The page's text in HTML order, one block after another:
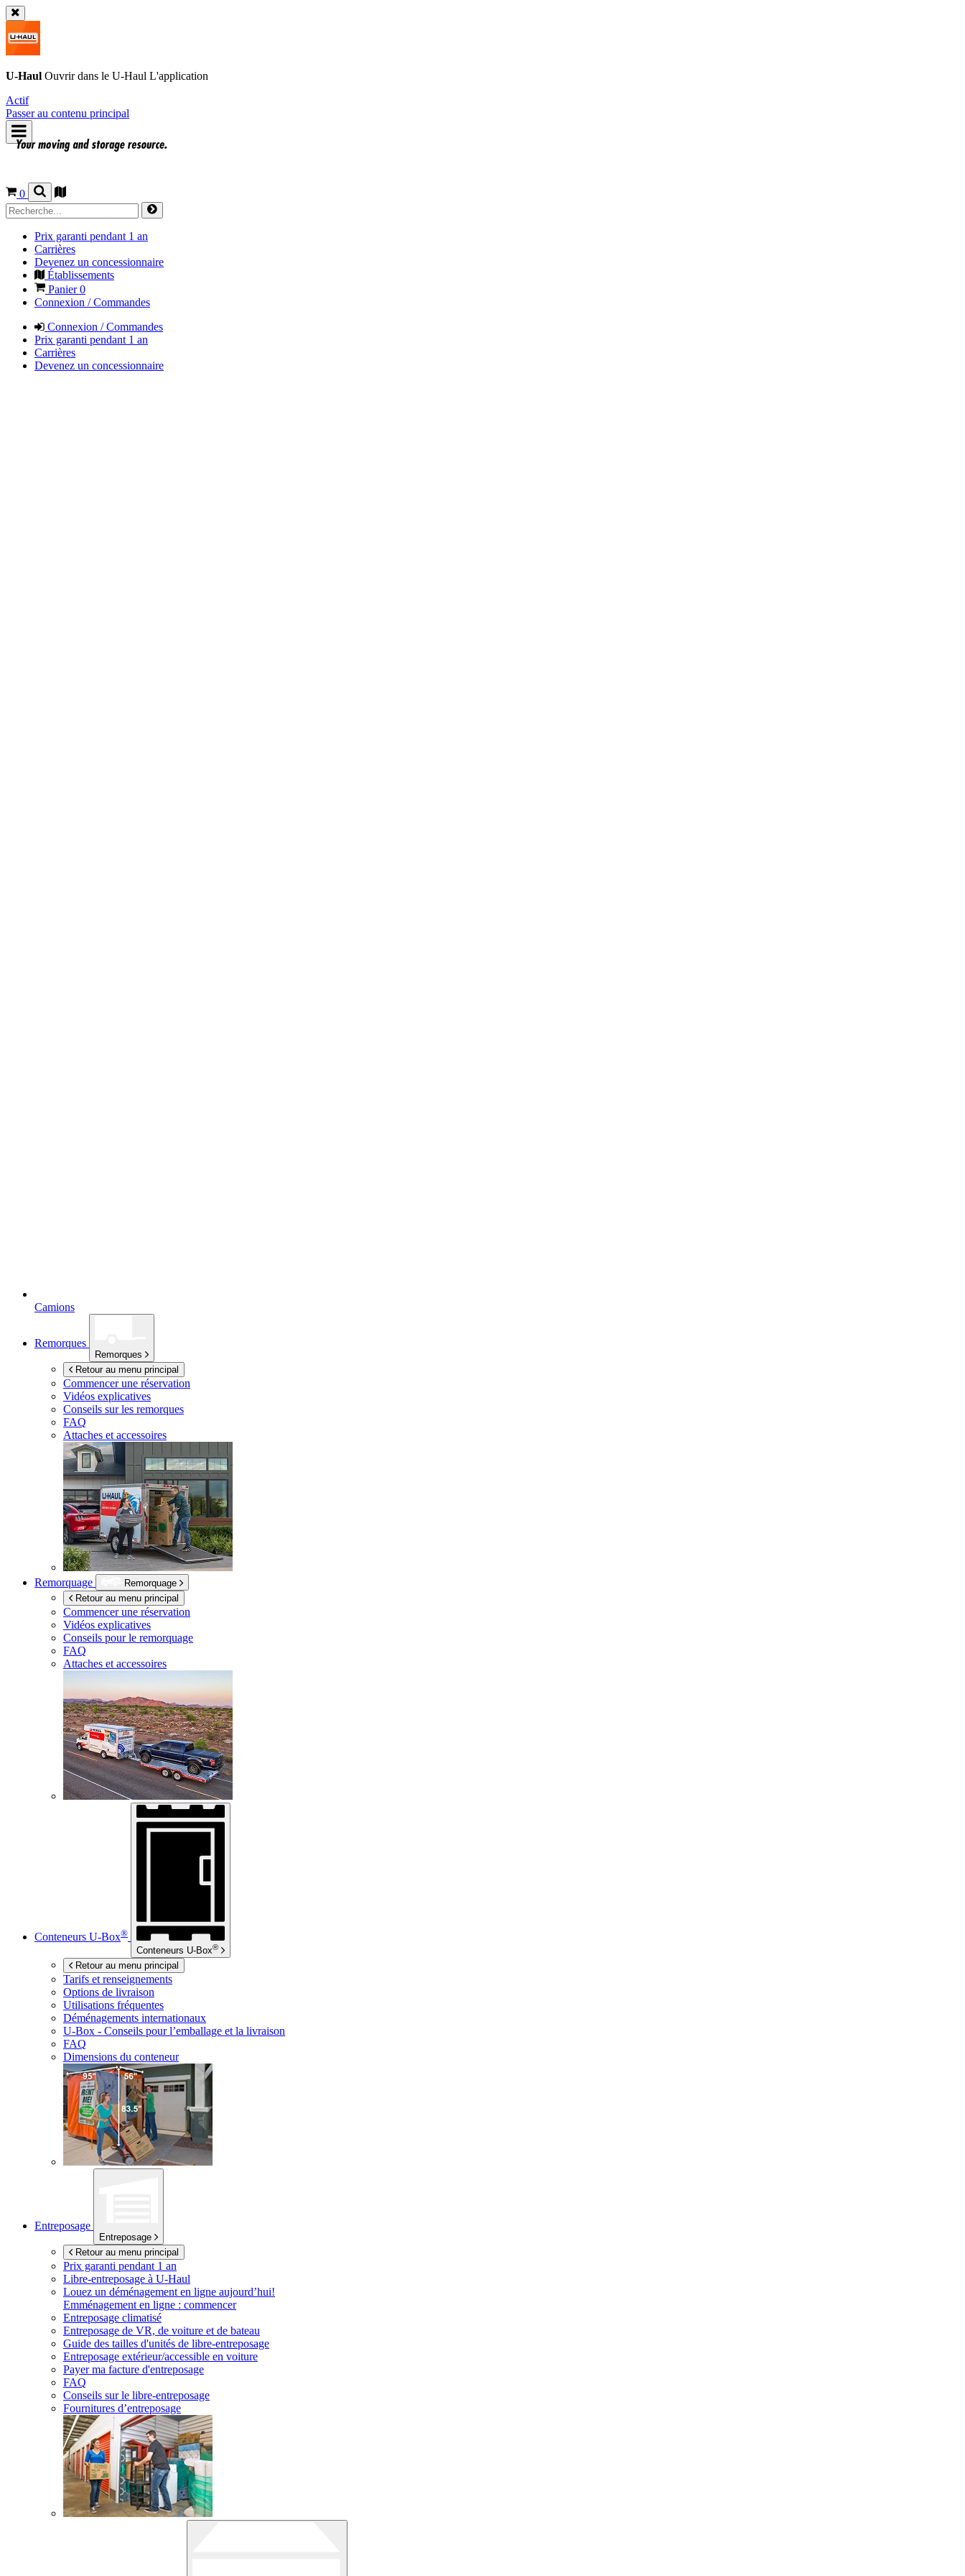
U-Haul Ouvrir dans le U-Haul L'application
Actif
Passer au contenu principal
0
Prix garanti pendant 1 an
Carrières
Devenez un concessionnaire
Établissements
Panier0
Connexion / Commandes
Connexion / Commandes
Prix garanti pendant 1 an
Carrières
Devenez un concessionnaire
Camions
Remorques
Remorques
Retour au menu principal
Commencer une réservation
Vidéos explicatives
Conseils sur les remorques
FAQ
Attaches et accessoires
Remorquage
Remorquage
Retour au menu principal
Commencer une réservation
Vidéos explicatives
Conseils pour le remorquage
FAQ
Attaches et accessoires
Conteneurs U-Box®
Conteneurs U-Box®
Retour au menu principal
Tarifs et renseignements
Options de livraison
Utilisations fréquentes
Déménagements internationaux
U-Box - Conseils pour l’emballage et la livraison
FAQ
Dimensions du conteneur
Entreposage
Entreposage
Retour au menu principal
Prix garanti pendant 1 an
Libre-entreposage à U-Haul
Louez un déménagement en ligne aujourd’hui!
Emménagement en ligne : commencer
Entreposage climatisé
Entreposage de VR, de voiture et de bateau
Guide des tailles d'unités de libre-entreposage
Entreposage extérieur/accessible en voiture
Payer ma facture d'entreposage
FAQ
Conseils sur le libre-entreposage
Fournitures d’entreposage